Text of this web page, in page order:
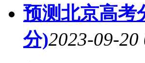
预测北京高考
分)2023-09-